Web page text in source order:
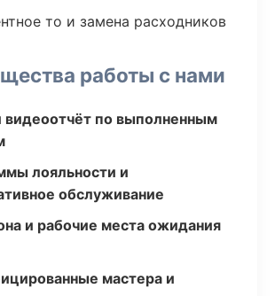
то и замена расходников
работы с нами
по выполненным
лояльности и
обслуживание
и рабочие места ожидания
мастера и